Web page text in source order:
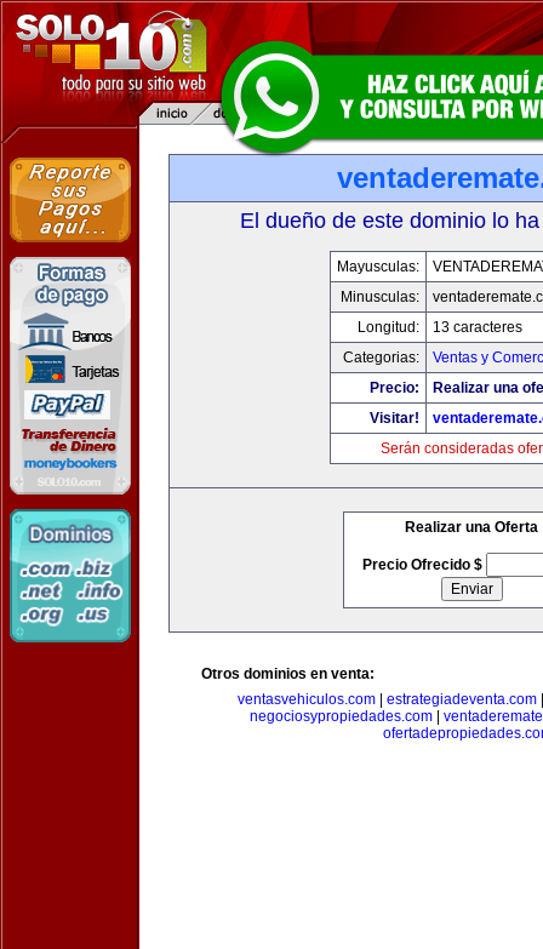
El dueño de este dominio lo
Mayusculas:
Minusculas:
Longitud:
13 caracteres
Categorias:
Ventas y
Precio:
Realizar una
Visitar!
Serán consideradas
Realizar una Oferta
Precio Ofrecido $
Otros dominios en venta:
ventasvehiculos.com
estrategiadeventa.com
negociosypropiedades.com